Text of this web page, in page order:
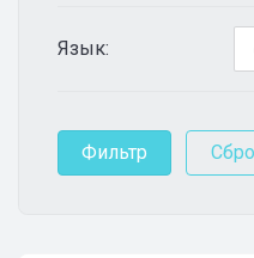
Язык: